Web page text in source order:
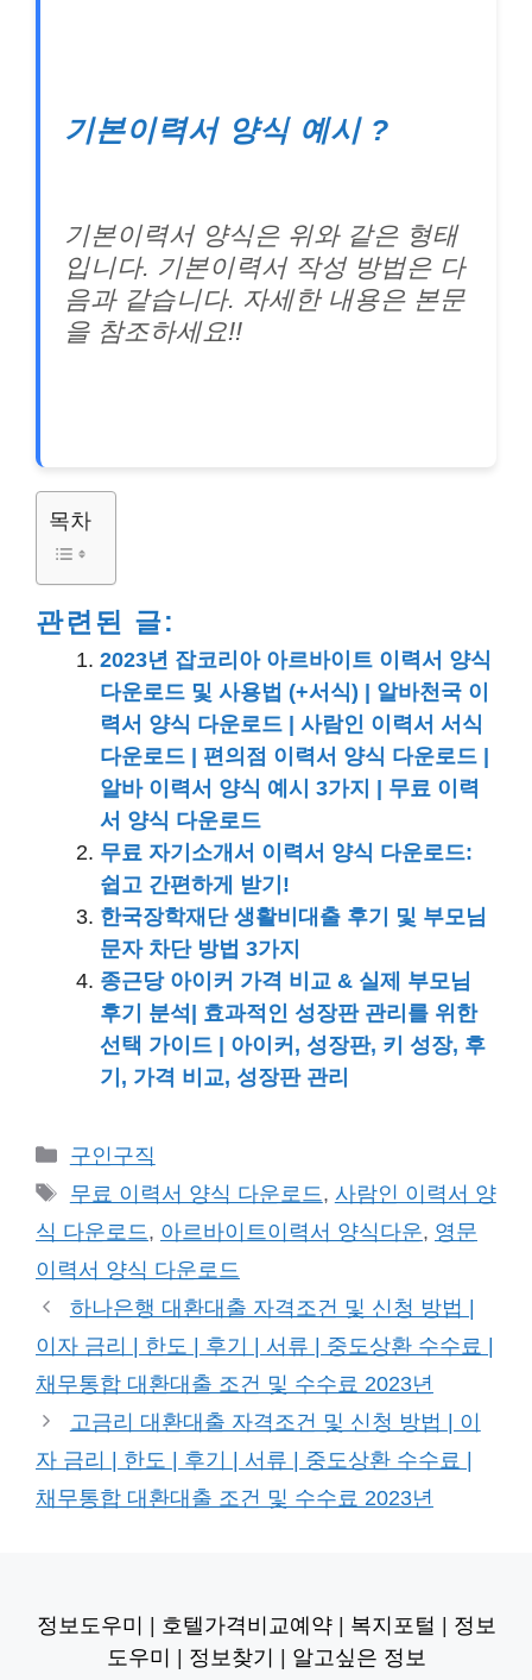
기본이력서 양식 예시 ?
기본이력서 양식은 위와 같은 형태
입니다. 기본이력서 작성 방법은 다
음과 같습니다. 자세한 내용은 본문
을 참조하세요!!
목차
관련된 글:
2023년 잡코리아 아르바이트 이력서 양식
다운로드 및 사용법 (+서식) | 알바천국 이
력서 양식 다운로드 | 사람인 이력서 서식
다운로드 | 편의점 이력서 양식 다운로드 |
알바 이력서 양식 예시 3가지 | 무료 이력
서 양식 다운로드
무료 자기소개서 이력서 양식 다운로드:
쉽고 간편하게 받기!
한국장학재단 생활비대출 후기 및 부모님
문자 차단 방법 3가지
종근당 아이커 가격 비교 & 실제 부모님
후기 분석| 효과적인 성장판 관리를 위한
선택 가이드 | 아이커, 성장판, 키 성장, 후
기, 가격 비교, 성장판 관리
카
테
리
구인구직
태
그
무료 이력서 양식 다운로드 , 사람인 이력서 양
식 다운로드 , 아르바이트이력서 양식다운, 영문
이력서 양식 다운로드
하나은행 대환대출 자격조건 및 신청 방법 |
이자 금리 | 한도 | 후기 | 서류 | 중도상환 수수료 |
채무통합 대환대출 조건 및 수수료 2023년
고금리 대환대출 자격조건 및 신청 방법 | 이
자 금리 | 한도 | 후기 | 서류 | 중도상환 수수료 |
채무통합 대환대출 조건 및 수수료 2023년
정보도우미 | 호텔가격비교예약| 복지포털 | 정보
도우미 | 정보찾기 | 알고싶은 정보